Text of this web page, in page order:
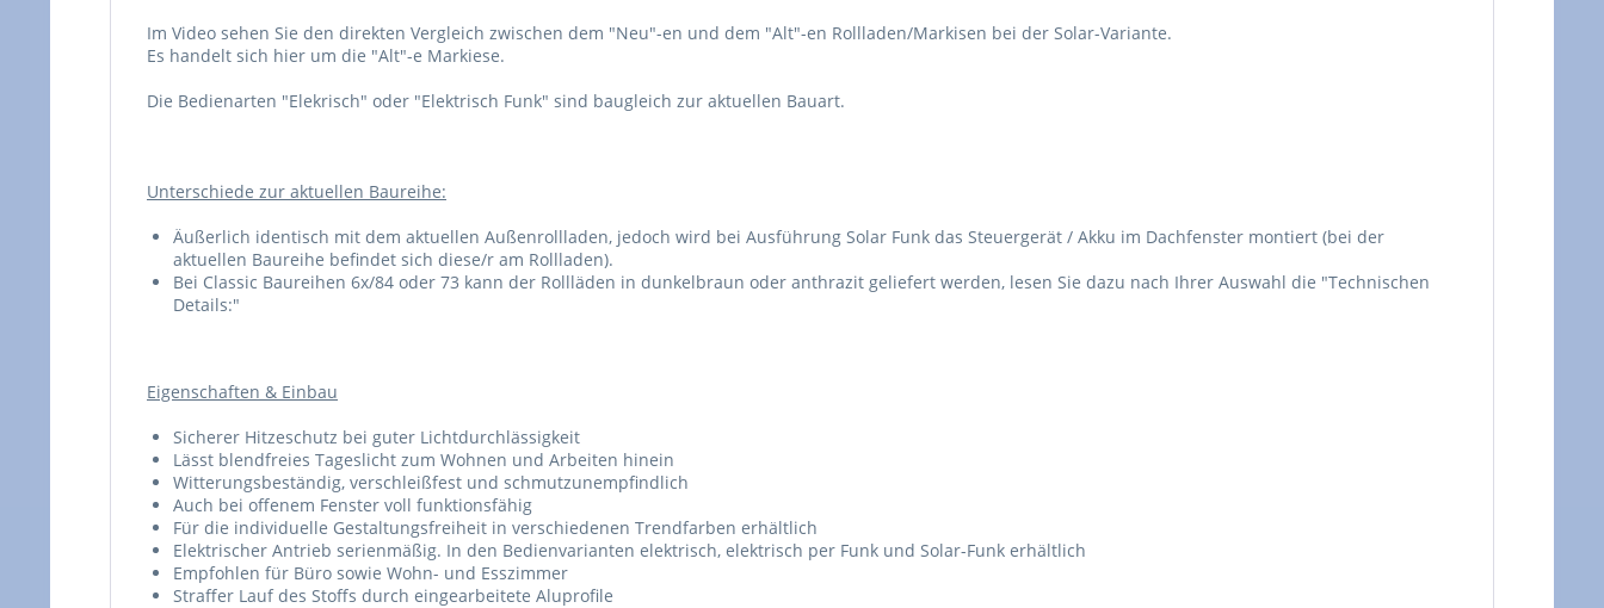
Im Video sehen Sie den direkten Vergleich zwischen dem "Neu"-en und dem "Alt"-en Rollladen/Markisen bei der Solar-Variante.
Es handelt sich hier um die "Alt"-e Markiese.
Die Bedienarten "Elekrisch" oder "Elektrisch Funk" sind baugleich zur aktuellen Bauart.
Unterschiede zur aktuellen Baureihe:
Äußerlich identisch mit dem aktuellen Außenrollladen, jedoch wird bei Ausführung Solar Funk das Steuergerät / Akku im Dachfenster montiert (bei der
aktuellen Baureihe befindet sich diese/r am Rollladen).
Bei Classic Baureihen 6x/84 oder 73 kann der Rollläden in dunkelbraun oder anthrazit geliefert werden, lesen Sie dazu nach Ihrer Auswahl die "Technischen
Details:"
Eigenschaften & Einbau
Sicherer Hitzeschutz bei guter Lichtdurchlässigkeit
Lässt blendfreies Tageslicht zum Wohnen und Arbeiten hinein
Witterungsbeständig, verschleißfest und schmutzunempfindlich
Auch bei offenem Fenster voll funktionsfähig
Für die individuelle Gestaltungsfreiheit in verschiedenen Trendfarben erhältlich
Elektrischer Antrieb serienmäßig. In den Bedienvarianten elektrisch, elektrisch per Funk und Solar-Funk erhältlich
Empfohlen für Büro sowie Wohn- und Esszimmer
Straffer Lauf des Stoffs durch eingearbeitete Aluprofile